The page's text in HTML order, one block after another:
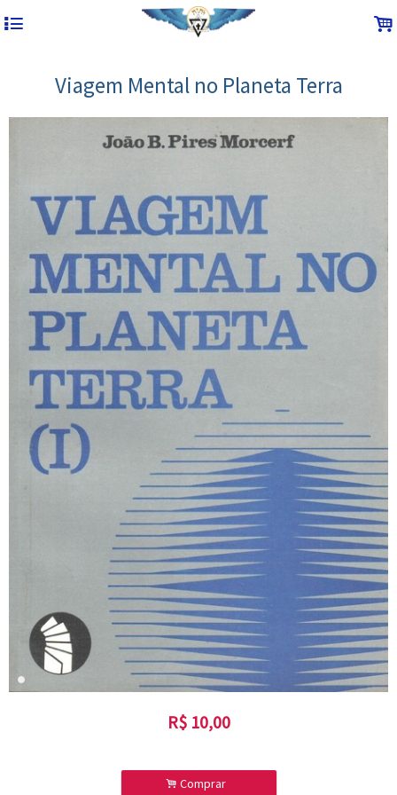
4 .
Viagem Mental no Planeta Terra
R$ 10,00
. Comprar